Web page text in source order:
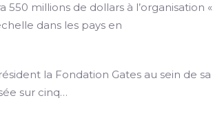
millions de dollars à l’organisation «
dans les pays en
la Fondation Gates au sein de sa
sur cinq…